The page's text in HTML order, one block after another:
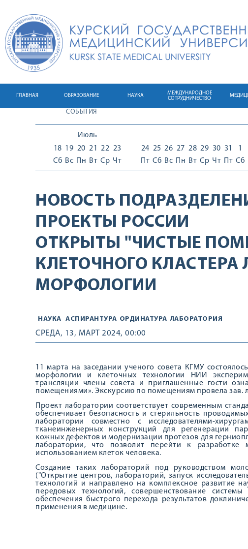
ГЛАВНАЯ ОБРАЗОВАНИЕ НАУКА
МЕЖДУНАРОДНОЕ
СОТРУДНИЧЕСТВО
СОБЫТИЯ
Июль
18
Сб
19
Вс
20
Пн
21
Вт
22
Ср
23
Чт
24
Пт
25
Сб
26
Вс
27
Пн
28
Вт
29
Ср
30
Чт
31
Пт
1
Сб
НОВОСТЬ
ПРОЕКТЫ РОССИИ
ОТКРЫТЫ "ЧИСТЫЕ
КЛЕТОЧНОГО КЛАСТЕРА
МОРФОЛОГИИ
НАУКА АСПИРАНТУРА ОРДИНАТУРА ЛАБОРАТОРИЯ
СРЕДА, 13, МАРТ 2024, 00:00
11 марта на заседании ученого совета КГМУ
морфологии и клеточных технологии НИИ
трансляции члены совета и приглашенные гости
помещениями». Экскурсию по помещениям провела зав.
Проект лаборатории соответствует современным
обеспечивает безопасность и стерильность
лаборатории совместно с исследователями-
тканеинженерных конструкций для регенерации
кожных дефектов и модернизации протезов для
лаборатории, что позволит перейти к разработке
использованием клеток человека.
Создание таких лабораторий под руководством
("Открытие центров, лабораторий, запуск
технологий и направлено на комплексное развитие
передовых технологий, совершенствование
обеспечения быстрого перехода результатов
применения в медицине.